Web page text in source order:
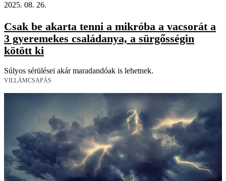
2025. 08. 26.
Csak be akarta tenni a mikróba a vacsorát a
3 gyeremekes családanya, a sürgősségin
kötött ki
Súlyos sérülései akár maradandóak is lehetnek.
VILLÁMCSAPÁS